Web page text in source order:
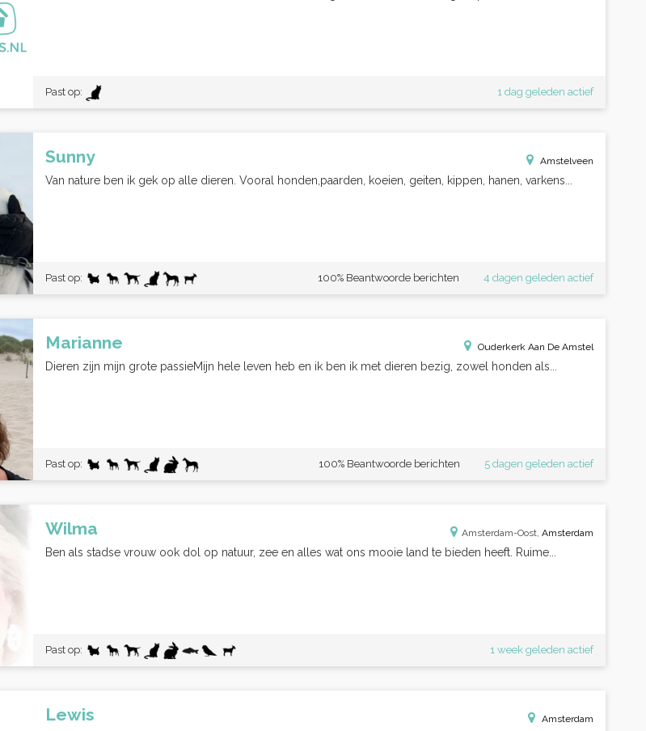
Past op: 1 dag geleden actief
Sunny Amstelveen
Van nature ben ik gek op alle dieren. Vooral honden,paarden, koeien, geiten, kippen, hanen, varkens...
Past op: 4 dagen geleden actief
100% Beantwoorde berichten
Marianne Ouderkerk Aan De Amstel
Dieren zijn mijn grote passieMijn hele leven heb en ik ben ik met dieren bezig, zowel honden als...
Past op: 5 dagen geleden actief
100% Beantwoorde berichten
Wilma Amsterdam-Oost, Amsterdam
Ben als stadse vrouw ook dol op natuur, zee en alles wat ons mooie land te bieden heeft. Ruime...
Past op: 1 week geleden actief
Lewis Amsterdam